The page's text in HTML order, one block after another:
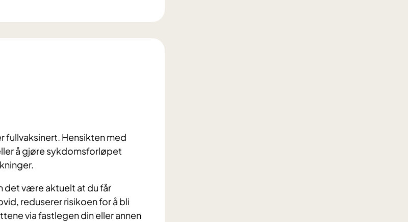
fullvaksinert. Hensikten med
å gjøre sykdomsforløpet
det være aktuelt at du får
reduserer risikoen for å bli
via fastlegen din eller annen